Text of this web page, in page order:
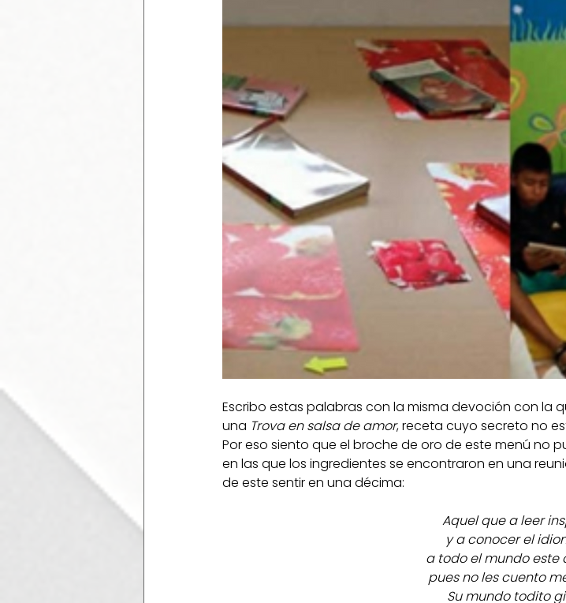
Escribo estas palabras con la misma devoción con la
una Trova en salsa de amor, receta cuyo secreto no
Por eso siento que el broche de oro de este menú no
en las que los ingredientes se encontraron en una
de este sentir en una décima:
Aquel que a leer
y a conocer el
a todo el mundo este
pues no les cuento
Su mundo todito